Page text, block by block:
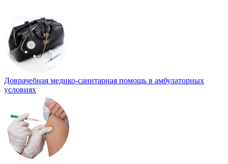
Доврачебная медико-санитарная помощь в амбулаторных
условиях